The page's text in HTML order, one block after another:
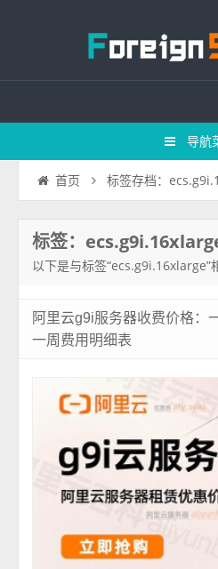
导航
首页 标签存档：
标签：
以下是与标签“ecs.g9i.16xlarge”
阿里云g9i服务器收费价格：
一周费用明细表